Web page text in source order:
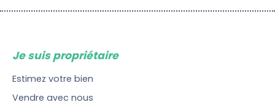
Je suis propriétaire
Estimez votre bien
Vendre avec nous